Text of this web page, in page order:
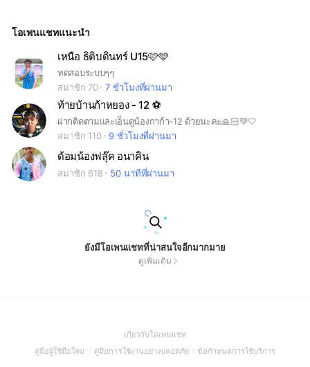
โอเพนแชทแนะนำ
เหนือ ธิติบดินทร์ U15🩷🩵
ทดสอบระบบๆๆ
สมาชิก 70
7 ชั่วโมงที่ผ่านมา
ท้ายบ้านก้าหยอง - 12 ⚽️
ฝากติดตามและเอ็นดูน้องกาก้า-12 ด้วยนะคะ🙏🏻💚🤍
สมาชิก 110
9 ชั่วโมงที่ผ่านมา
ด้อมน้องฟลุ๊ค อนาคิน
สมาชิก 618 50 นาทีที่ผ่านมา
ยังมีโอเพนแชทที่น่าสนใจอีกมากมาย
ดูเพิ่มเติม
เกี่ยวกับโอเพนแชท(Open
in
คู่มือผู้ใช้มือใหม่
(Open
คู่มือการใช้งานอย่างปลอดภัย(Open
ข้อกำหนดการใช้บริการ(Open